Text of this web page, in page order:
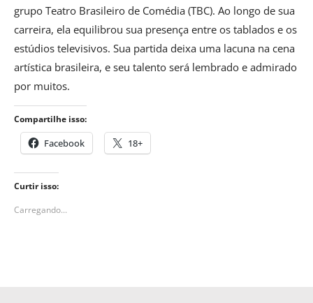
grupo Teatro Brasileiro de Comédia (TBC). Ao longo de sua
carreira, ela equilibrou sua presença entre os tablados e os
estúdios televisivos. Sua partida deixa uma lacuna na cena
artística brasileira, e seu talento será lembrado e admirado
por muitos.
Compartilhe isso:
Facebook 18+
Curtir isso:
Carregando...